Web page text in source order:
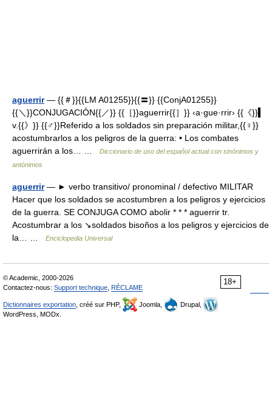
aguerrir— {{＃}}{{LM A01255}}{{〓}} {{ConjA01255}}
{{＼}}CONJUGACIÓN{{／}} {{［}}aguerrir{{］}} ‹a·gue·rrir› {{《}}▍
v.{{》}} {{♂}}Referido a los soldados sin preparación militar,{{♀}}
acostumbrarlos a los peligros de la guerra: • Los combates
aguerrirán a los… …
Diccionario de uso del español actual con sinónimos y
antónimos
aguerrir— ► verbo transitivo/ pronominal / defectivo MILITAR
Hacer que los soldados se acostumbren a los peligros y ejercicios
de la guerra. SE CONJUGA COMO abolir * * * aguerrir tr.
Acostumbrar a los ↘soldados bisoños a los peligros y ejercicios de
la… …
Enciclopedia Universal
18+
© Academic, 2000-2026
Contactez-nous: Support technique RÉCLAME
Dictionnaires exportation , créé sur PHP, Joomla,
Drupal,
WordPress, MODx.